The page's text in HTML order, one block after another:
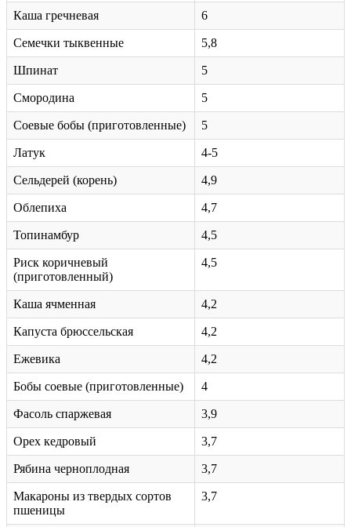
Каша гречневая 6
Семечки тыквенные 5,8
Шпинат 5
Смородина 5
Соевые бобы (приготовленные) 5
Латук 4-5
Сельдерей (корень) 4,9
Облепиха 4,7
Топинамбур 4,5
Риск коричневый
(приготовленный)
4,5
Каша ячменная 4,2
Капуста брюссельская 4,2
Ежевика 4,2
Бобы соевые (приготовленные) 4
Фасоль спаржевая 3,9
Орех кедровый 3,7
Рябина черноплодная 3,7
Макароны из твердых сортов
пшеницы
3,7